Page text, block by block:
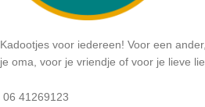
Kadootjes voor iedereen! Voor een
je oma, voor je vriendje of voor je lieve
06 41269123